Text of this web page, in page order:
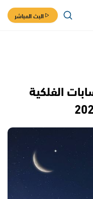
البث المباشر
الفلكية